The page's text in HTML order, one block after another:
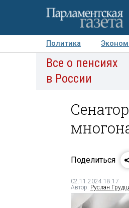
Политика
Авторы Персоны
Все о пенсиях
в России
Поделиться
02.11.2024 18:17
Автор: Руслан